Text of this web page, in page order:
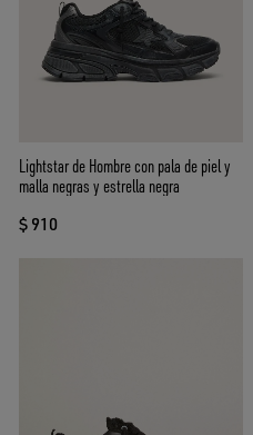
Lightstar de Hombre con pala de piel y
malla negras y estrella negra
$ 910